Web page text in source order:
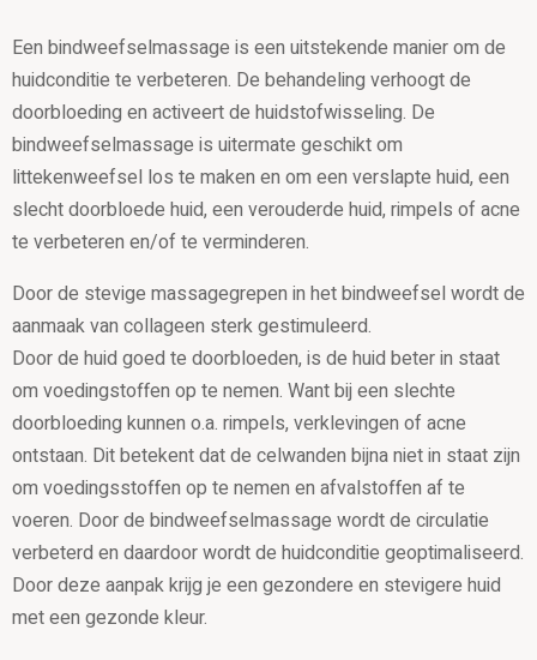
Een bindweefselmassage is een uitstekende manier om de
huidconditie te verbeteren. De behandeling verhoogt de
doorbloeding en activeert de huidstofwisseling. De
bindweefselmassage is uitermate geschikt om
littekenweefsel los te maken en om een verslapte huid, een
slecht doorbloede huid, een verouderde huid, rimpels of acne
te verbeteren en/of te verminderen.
Door de stevige massagegrepen in het bindweefsel wordt de
aanmaak van collageen sterk gestimuleerd.
Door de huid goed te doorbloeden, is de huid beter in staat
om voedingstoffen op te nemen. Want bij een slechte
doorbloeding kunnen o.a. rimpels, verklevingen of acne
ontstaan. Dit betekent dat de celwanden bijna niet in staat zijn
om voedingsstoffen op te nemen en afvalstoffen af te
voeren. Door de bindweefselmassage wordt de circulatie
verbeterd en daardoor wordt de huidconditie geoptimaliseerd.
Door deze aanpak krijg je een gezondere en stevigere huid
met een gezonde kleur.